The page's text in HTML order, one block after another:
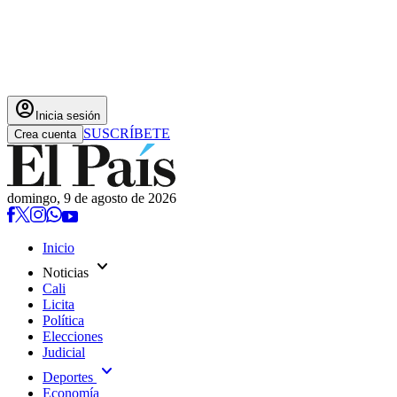
account_circle Inicia sesión
Crea cuenta SUSCRÍBETE
domingo, 9 de agosto de 2026
Inicio
Noticias expand_more
Cali
Licita
Política
Elecciones
Judicial
Deportes expand_more
Economía